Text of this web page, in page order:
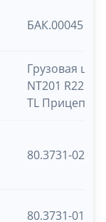
БАК.00045
Грузовая
NT201 R22.5
TL Прицеп
80.3731-02
80.3731-01